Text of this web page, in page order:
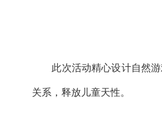
此次活动精心设计自然
关系，释放儿童天性。